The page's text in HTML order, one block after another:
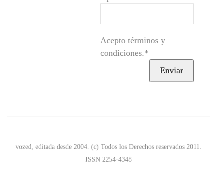
Acepto términos y
condiciones.*
vozed, editada desde 2004. (c) Todos los Derechos reservados 2011.
ISSN 2254-4348